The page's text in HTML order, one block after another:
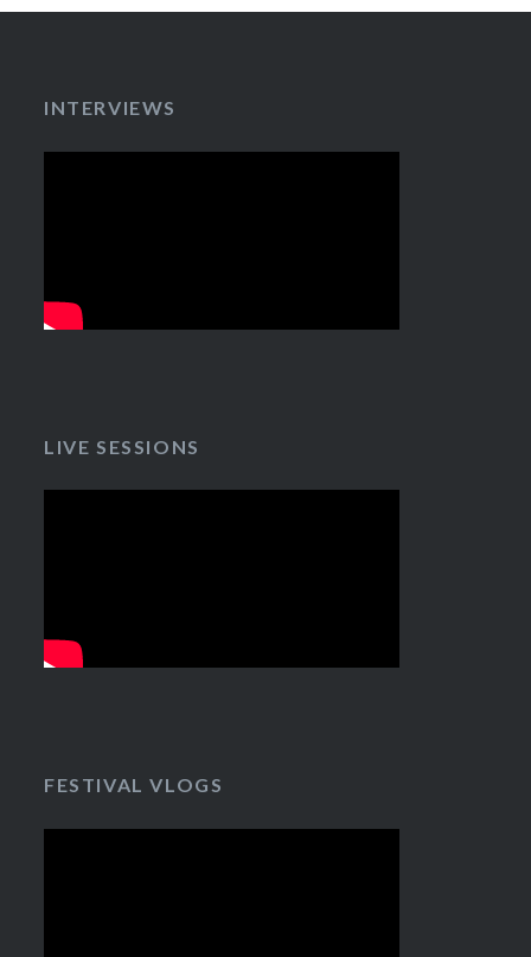
INTERVIEWS
LIVE SESSIONS
FESTIVAL VLOGS